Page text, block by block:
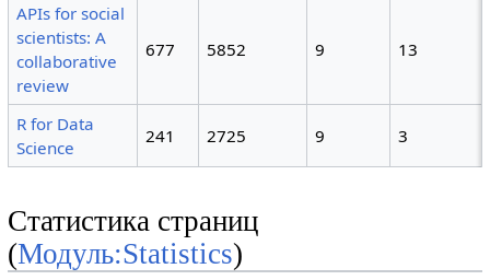
APIs for social
scientists: A
collaborative
review
677 5852 9 13
R for Data
Science
241 2725 9 3
Статистика страниц
(Модуль:Statistics)